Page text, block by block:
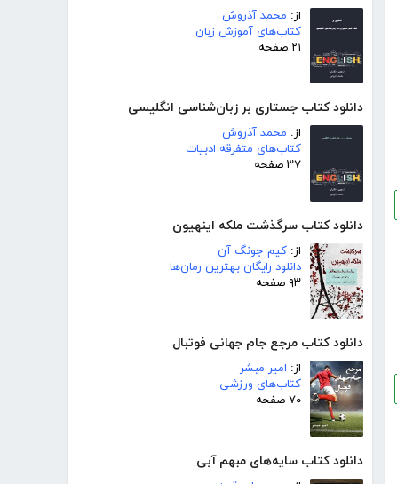
از: محمد آذروش
کتاب‌های آموزش زبان
۲۱ صفحه
دانلود کتاب جستاری بر زبان‌شناسی انگلیسی
از: محمد آذروش
کتاب‌های متفرقه ادبیات
۳۷ صفحه
دانلود کتاب سرگذشت ملکه اینهیون
از: کیم جونگ آن
دانلود رایگان بهترین رمان‌ها
۹۳ صفحه
دانلود کتاب مرجع جام جهانی فوتبال
از: امیر مبشر
کتاب‌های ورزشی
۷۰ صفحه
دانلود کتاب سایه‌های مبهم آبی